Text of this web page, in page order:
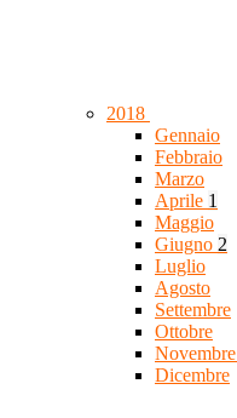
2018
Gennaio
Febbraio
Marzo
Aprile 1
Maggio
Giugno 2
Luglio
Agosto
Settembre
Ottobre
Novembre
Dicembre